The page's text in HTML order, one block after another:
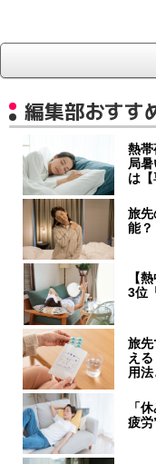
編集部おすす
熱
局
は【
旅
能
【
3位
旅
え
用法
「
疲